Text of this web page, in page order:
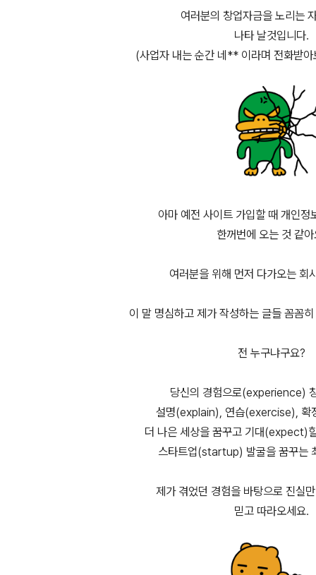
여러분의 창업자금을 노리는
나타 날것입니다.
(사업자 내는 순간 네** 이라며 전화받
아마 예전 사이트 가입할 때 개인정
한꺼번에 오는 것 같
여러분을 위해 먼저 다가오는 회
이 말 명심하고 제가 작성하는 글들 꼼꼼
전 누구냐구요?
당신의 경험으로(experience)
설명(explain), 연습(exercise),
더 나은 세상을 꿈꾸고 기대(expect)
스타트업(startup) 발굴을 꿈꾸는
제가 겪었던 경험을 바탕으로 진실
믿고 따라오세요.